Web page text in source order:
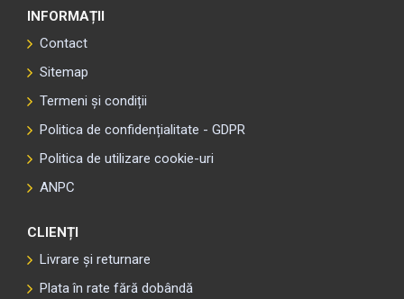
INFORMAȚII
Contact
Sitemap
Termeni și condiții
Politica de confidențialitate - GDPR
Politica de utilizare cookie-uri
ANPC
CLIENȚI
Livrare și returnare
Plata în rate fără dobândă